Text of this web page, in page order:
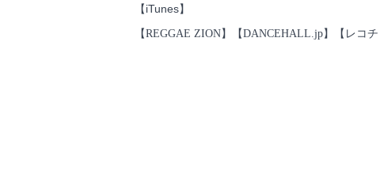
【iTunes】
【REGGAE ZION】【DANCEHALL.jp】【レコ